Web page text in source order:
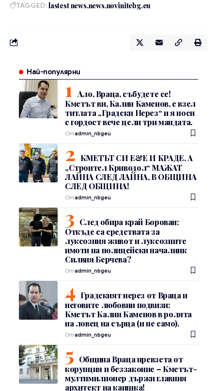
TAGGED: lastest news news novinitebg.eu
Най-популярни
Ало, Враца, събудете се!
Кметът ви, Калин Каменов, е взел
титлата „Градски Нерез“ и я носи
с гордост вече цели три мандата.
Отadmin_nbgeu
КМЕТЪТ СИ Е&Е И КРАДЕ, А
„Строител Криводол“ МАЖАТ
ЛАЙНА СЛЕД ЛАЙНА, В ОБЩИНА
СЛЕД ОБЩИНА!
Отadmin_nbgeu
След обира край Борован:
Откъде са средствата за
луксозния живот и луксозните
имоти на полицейски началник
Силвия Берчева?
Отadmin_nbgeu
Градският нерез от Враца и
неговите любовни подвизи:
Кметът Калин Каменов в ролята
на ловец на сърца (и не само).
Отadmin_nbgeu
Община Враца превзета от
корупция и беззаконие – Кметът-
мултимилионер държи главния
архитект на каишка!